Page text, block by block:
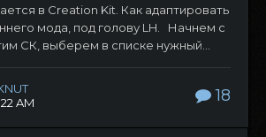
в Creation Kit. Как адаптировать
мода, под голову LH. Начнем с
СК, выберем в списке нужный...
AM
18